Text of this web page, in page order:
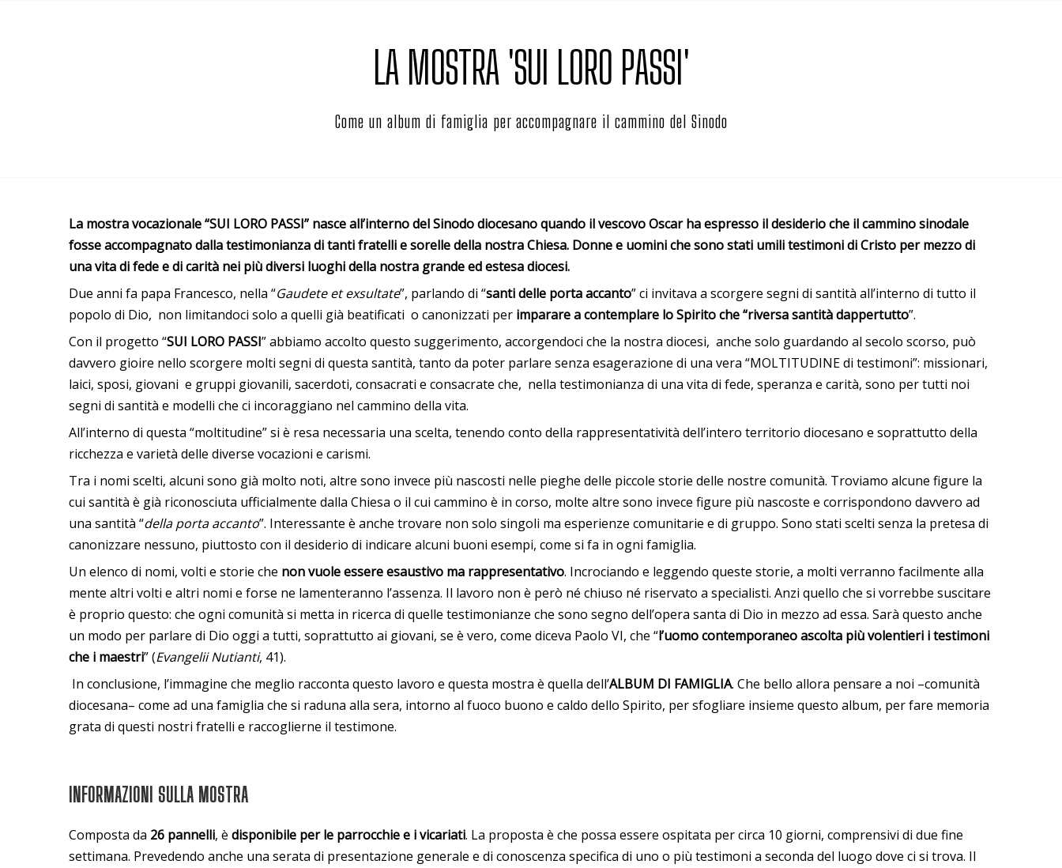
LA MOSTRA 'SUI LORO PASSI'
Come un album di famiglia per accompagnare il cammino del Sinodo
La mostra vocazionale “SUI LORO PASSI” nasce all’interno del Sinodo diocesano quando il vescovo Oscar ha espresso il desiderio che il cammino sinodale
fosse accompagnato dalla testimonianza di tanti fratelli e sorelle della nostra Chiesa. Donne e uomini che sono stati umili testimoni di Cristo per mezzo di
una vita di fede e di carità nei più diversi luoghi della nostra grande ed estesa diocesi.
Due anni fa papa Francesco, nella “Gaudete et exsultate”, parlando di “santi delle porta accanto” ci invitava a scorgere segni di santità all’interno di tutto il
popolo di Dio, non limitandoci solo a quelli già beatificati o canonizzati per imparare a contemplare lo Spirito che “riversa santità dappertutto”.
Con il progetto “SUI LORO PASSI” abbiamo accolto questo suggerimento, accorgendoci che la nostra diocesi, anche solo guardando al secolo scorso, può
davvero gioire nello scorgere molti segni di questa santità, tanto da poter parlare senza esagerazione di una vera “MOLTITUDINE di testimoni”: missionari,
laici, sposi, giovani e gruppi giovanili, sacerdoti, consacrati e consacrate che, nella testimonianza di una vita di fede, speranza e carità, sono per tutti noi
segni di santità e modelli che ci incoraggiano nel cammino della vita.
All’interno di questa “moltitudine” si è resa necessaria una scelta, tenendo conto della rappresentatività dell’intero territorio diocesano e soprattutto della
ricchezza e varietà delle diverse vocazioni e carismi.
Tra i nomi scelti, alcuni sono già molto noti, altre sono invece più nascosti nelle pieghe delle piccole storie delle nostre comunità. Troviamo alcune figure la
cui santità è già riconosciuta ufficialmente dalla Chiesa o il cui cammino è in corso, molte altre sono invece figure più nascoste e corrispondono davvero ad
una santità “della porta accanto”. Interessante è anche trovare non solo singoli ma esperienze comunitarie e di gruppo. Sono stati scelti senza la pretesa di
canonizzare nessuno, piuttosto con il desiderio di indicare alcuni buoni esempi, come si fa in ogni famiglia.
Un elenco di nomi, volti e storie che non vuole essere esaustivo ma rappresentativo. Incrociando e leggendo queste storie, a molti verranno facilmente alla
mente altri volti e altri nomi e forse ne lamenteranno l’assenza. Il lavoro non è però né chiuso né riservato a specialisti. Anzi quello che si vorrebbe suscitare
è proprio questo: che ogni comunità si metta in ricerca di quelle testimonianze che sono segno dell’opera santa di Dio in mezzo ad essa. Sarà questo anche
un modo per parlare di Dio oggi a tutti, soprattutto ai giovani, se è vero, come diceva Paolo VI, che “l’uomo contemporaneo ascolta più volentieri i testimoni
che i maestri” (Evangelii Nutianti, 41).
In conclusione, l’immagine che meglio racconta questo lavoro e questa mostra è quella dell’ALBUM DI FAMIGLIA. Che bello allora pensare a noi –comunità
diocesana– come ad una famiglia che si raduna alla sera, intorno al fuoco buono e caldo dello Spirito, per sfogliare insieme questo album, per fare memoria
grata di questi nostri fratelli e raccoglierne il testimone.
INFORMAZIONI SULLA MOSTRA
Composta da 26 pannelli, è disponibile per le parrocchie e i vicariati. La proposta è che possa essere ospitata per circa 10 giorni, comprensivi di due fine
settimana. Prevedendo anche una serata di presentazione generale e di conoscenza specifica di uno o più testimoni a seconda del luogo dove ci si trova. Il